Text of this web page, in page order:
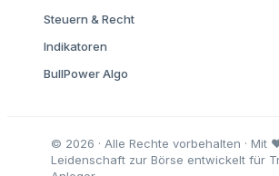
Steuern & Recht
Indikatoren
BullPower Algo
© 2026 · Alle Rechte vorbehalten · Mit
Leidenschaft zur Börse entwickelt für